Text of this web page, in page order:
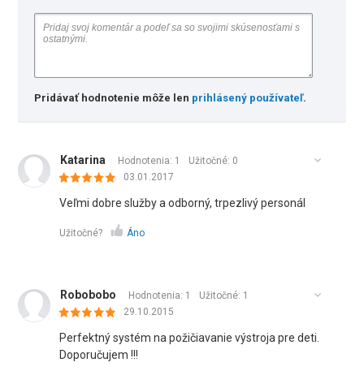
Pridávať hodnotenie môže len prihlásený používateľ.
Katarina Hodnotenia: 1 Užitočné: 0
03.01.2017
Veľmi dobre služby a odborný, trpezlivý personál
Užitočné? Áno
Robobobo Hodnotenia: 1 Užitočné: 1
29.10.2015
Perfektný systém na požičiavanie výstroja pre deti.
Doporučujem !!!